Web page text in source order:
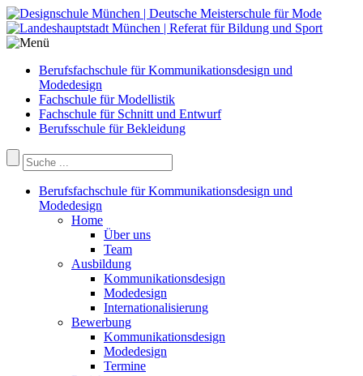
Berufsfachschule für Kommunikationsdesign und
Modedesign
Fachschule für Modellistik
Fachschule für Schnitt und Entwurf
Berufsschule für Bekleidung
Berufsfachschule für Kommunikationsdesign und
Modedesign
Home
Über uns
Team
Ausbildung
Kommunikationsdesign
Modedesign
Internationalisierung
Bewerbung
Kommunikationsdesign
Modedesign
Termine